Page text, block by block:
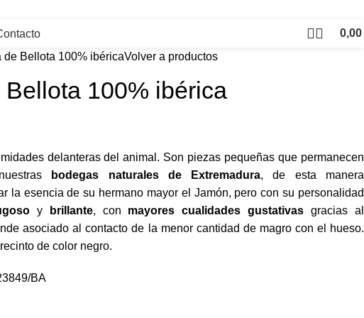
0,00
de Bellota 100% ibéricaVolver a productos
Bellota 100% ibérica
delanteras del animal. Son piezas pequeñas que permanecen
bodegas naturales de Extremadura, de esta manera
la esencia de su hermano mayor el Jamón, pero con su personalidad
y brillante, con mayores cualidades gustativas gracias al
asociado al contacto de la menor cantidad de magro con el hueso.
de color negro.
BA